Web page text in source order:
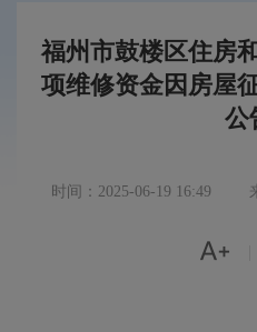
福州市鼓楼区住房
项维修资金因房屋
公
时间：2025-06-19 16:49
